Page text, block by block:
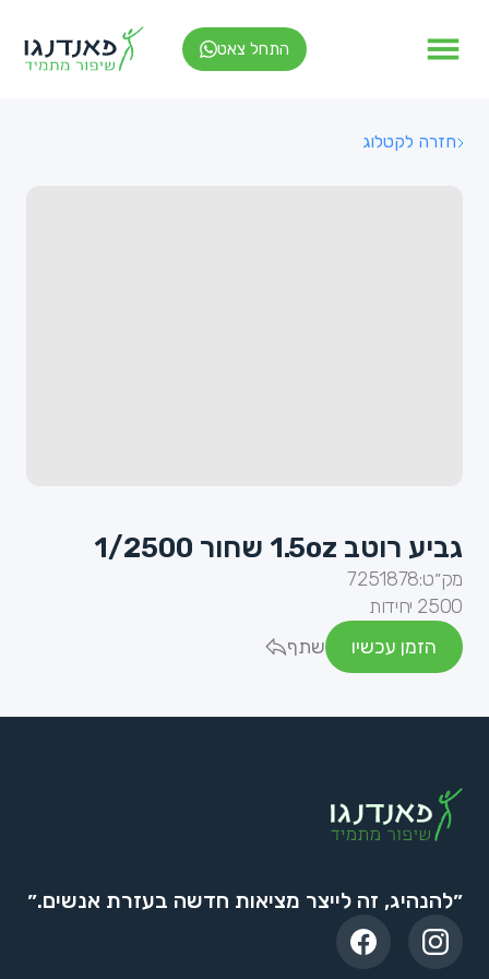
התחל צאט
חזרה לקטלוג
גביע רוטב 1.5oz שחור 1/2500
מק״ט:7251878
2500 יחידות
הזמן עכשיו
שתף
״להנהיג, זה לייצר מציאות חדשה בעזרת אנשים.״